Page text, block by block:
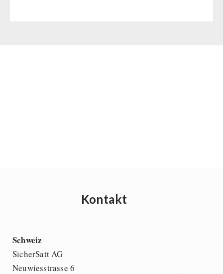
Kontakt
Schweiz
SicherSatt AG
Neuwiesstrasse 6